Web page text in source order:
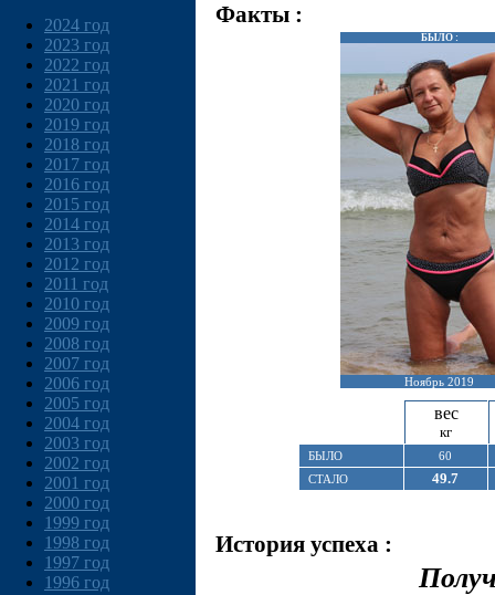
2024 год
2023 год
2022 год
2021 год
2020 год
2019 год
2018 год
2017 год
2016 год
2015 год
2014 год
2013 год
2012 год
2011 год
2010 год
2009 год
2008 год
2007 год
2006 год
2005 год
2004 год
2003 год
2002 год
2001 год
2000 год
1999 год
1998 год
1997 год
1996 год
Факты :
БЫЛО :
Ноябрь 2019
вес
кг
БЫЛО
60
СТАЛО
49.7
История успеха :